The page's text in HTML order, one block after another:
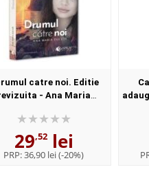
catre noi. Editie
- Ana Maria
29,52lei
PRP:36,90 lei(-20%)